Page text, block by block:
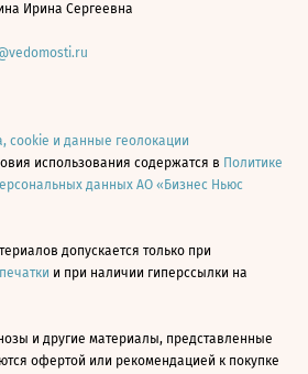
Ирина Сергеевна
cookie и данные геолокации
использования содержатся в Политике
данных АО «Бизнес Ньюс
допускается только при
и при наличии гиперссылки на
и другие материалы, представленные
офертой или рекомендацией к покупке